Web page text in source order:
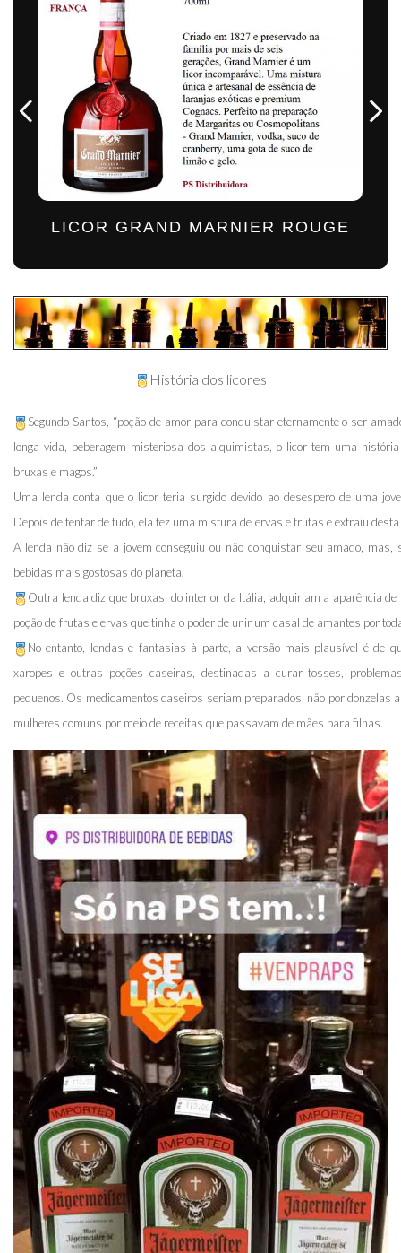
LICOR GRAND MARNIER ROUGE
História dos licores
Segundo Santos, “poção de amor para conquistar eternamente o ser
longa vida, beberagem misteriosa dos alquimistas, o licor tem uma
bruxas e magos.”
Uma lenda conta que o licor teria surgido devido ao desespero de uma
Depois de tentar de tudo, ela fez uma mistura de ervas e frutas e extraiu
A lenda não diz se a jovem conseguiu ou não conquistar seu amado, mas,
bebidas mais gostosas do planeta.
Outra lenda diz que bruxas, do interior da Itália, adquiriam a aparência
poção de frutas e ervas que tinha o poder de unir um casal de amantes por
No entanto, lendas e fantasias à parte, a versão mais plausível é de
xaropes e outras poções caseiras, destinadas a curar tosses,
pequenos. Os medicamentos caseiros seriam preparados, não por donzelas
mulheres comuns por meio de receitas que passavam de mães para filhas.